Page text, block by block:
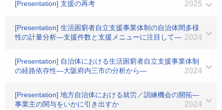
[Presentation] 支援の再考 2025
[Presentation] 生活困窮者自立支援事業体制の自治体間多様
性の計量分析―支援件数と支援メニューに注目して― 2024
[Presentation] 自治体における生活困窮者自立支援事業体制
の経路依存性―大阪府内三市の分析から―
2024
[Presentation] 地方自治体における就労／訓練機会の開拓―
事業主の関与をいかに引き出すか
2024